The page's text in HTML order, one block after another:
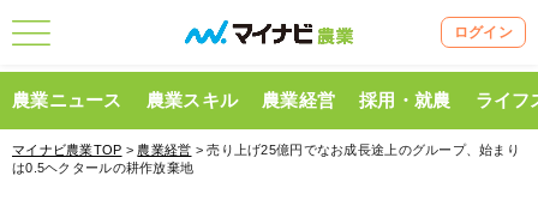
ログイン
農業ニュース 農業スキル 農業経営 採用・就農 ライフ
マイナビ農業TOP > 農業経営 > 売り上げ25億円でなお成長途上のグループ、始まり
は0.5ヘクタールの耕作放棄地